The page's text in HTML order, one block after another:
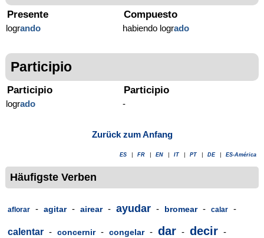
Presente
logrando
Compuesto
habiendo logrado
Participio
Participio
logrado
Participio
-
Zurück zum Anfang
ES FR EN IT PT DE ES-América
Häufigste Verben
aflorar - agitar - airear - ayudar - bromear - calar -
calentar - concernir - congelar - dar - decir -